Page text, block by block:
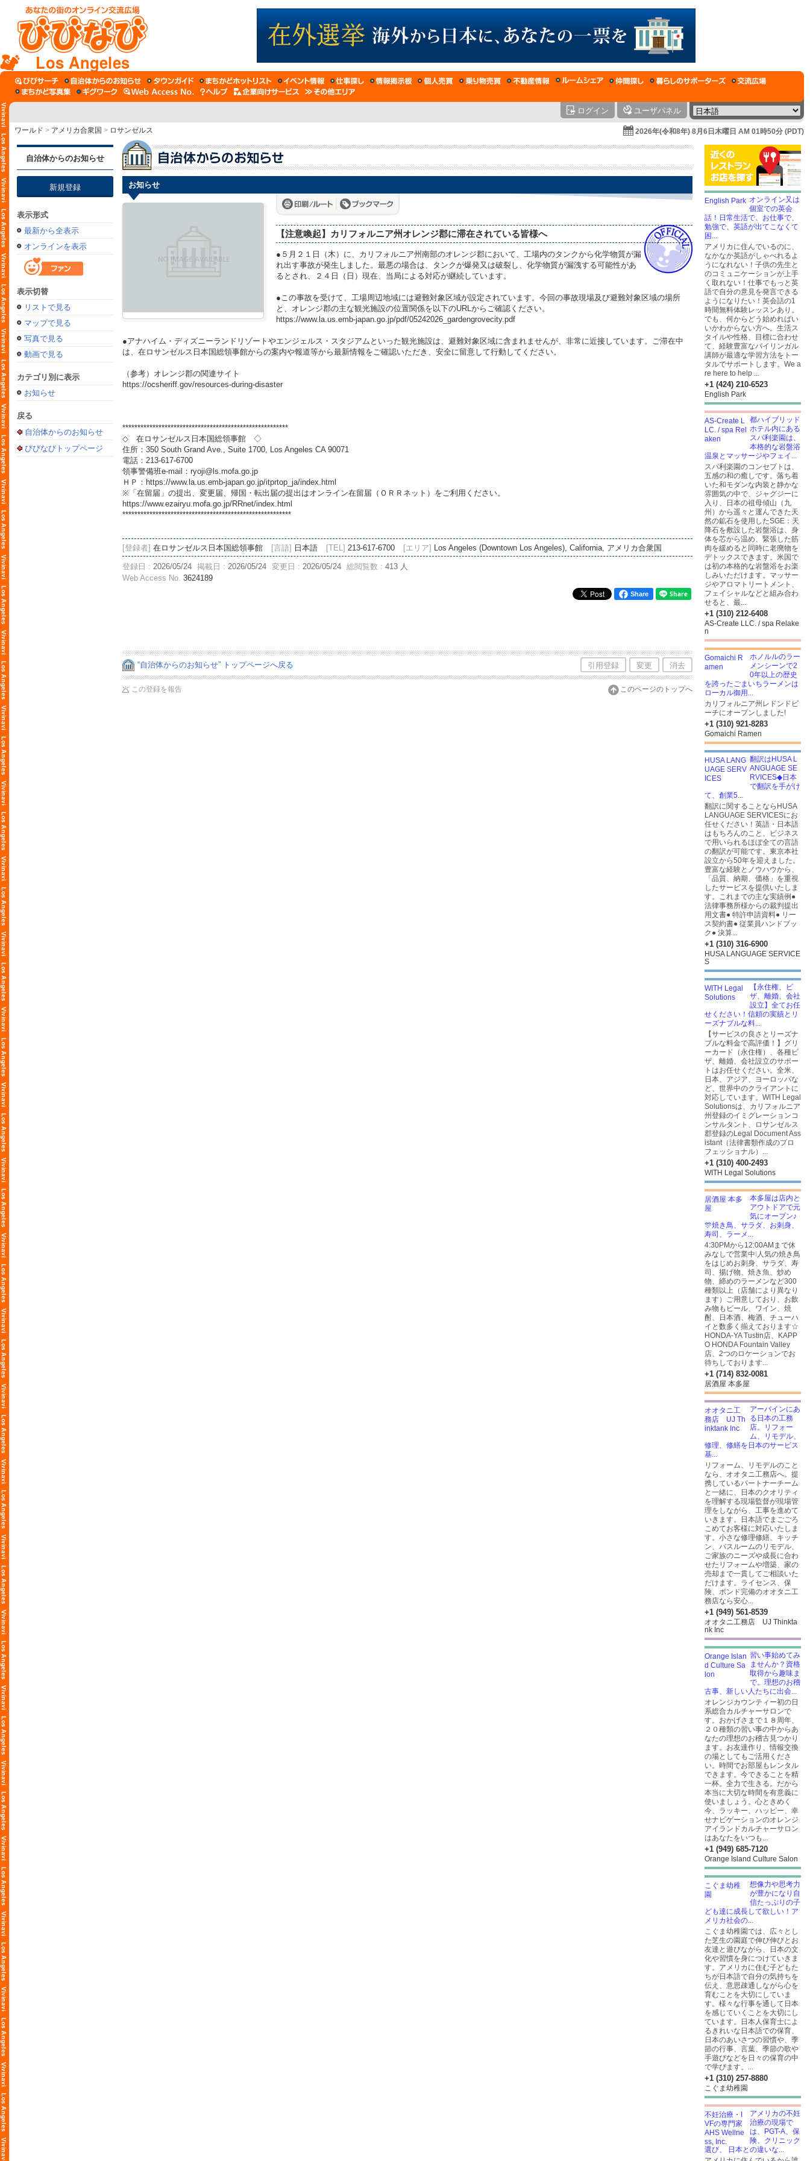
Los Angeles
ログイン ユーザパネル
ワールド > アメリカ合衆国 > ロサンゼルス 2026年(令和8年) 8月6日木曜日 AM 01時50分 (PDT)
自治体からのお知らせ
新規登録
表示形式
最新から全表示
オンラインを表示
表示切替
リストで見る
マップで見る
写真で見る
動画で見る
カテゴリ別に表示
お知らせ
戻る
自治体からのお知らせ
びびなびトップページ
お知らせ
【注意喚起】カリフォルニア州オレンジ郡に滞在されている皆様へ
●５月２１日（木）に、カリフォルニア州南部のオレンジ郡において、工場内のタンクから化学物質が漏
れ出す事故が発生しました。最悪の場合は、タンクが爆発又は破裂し、化学物質が漏洩する可能性があ
るとされ、２４日（日）現在、当局による対応が継続しています。
●この事故を受けて、工場周辺地域には避難対象区域が設定されています。今回の事故現場及び避難対象区域の場所
と、オレンジ郡の主な観光施設の位置関係を以下のURLからご確認ください。
https://www.la.us.emb-japan.go.jp/pdf/05242026_gardengrovecity.pdf
●アナハイム・ディズニーランドリゾートやエンジェルス・スタジアムといった観光施設は、避難対象区域に含まれませんが、非常に近接しています。ご滞在中
は、在ロサンゼルス日本国総領事館からの案内や報道等から最新情報をご確認いただき、安全に留意して行動してください。
（参考）オレンジ郡の関連サイト
https://ocsheriff.gov/resources-during-disaster
*******************************************************
◇ 在ロサンゼルス日本国総領事館 ◇
住所：350 South Grand Ave., Suite 1700, Los Angeles CA 90071
電話：213-617-6700
領事警備班e-mail：ryoji@ls.mofa.go.jp
ＨＰ： https://www.la.us.emb-japan.go.jp/itprtop_ja/index.html
※「在留届」の提出、変更届、帰国・転出届の提出はオンライン在留届（ＯＲＲネット）をご利用ください。
https://www.ezairyu.mofa.go.jp/RRnet/index.html
********************************************************
[登録者] 在ロサンゼルス日本国総領事館 [言語] 日本語 [TEL] 213-617-6700 [エリア] Los Angeles (Downtown Los Angeles), California, アメリカ合衆国
登録日 : 2026/05/24 掲載日 : 2026/05/24 変更日 : 2026/05/24 総閲覧数 : 413 人
Web Access No. 3624189
Share
“自治体からのお知らせ” トップページへ戻る 引用登録 変更 消去
この登録を報告 このページのトップへ
オンライン又は
個室での英会
話！日常生活で、お仕事で、
勉強で、英語が出てこなくて
困...
アメリカに住んでいるのに、
なかなか英語がしゃべれるよ
うになれない！子供の先生と
のコミュニケーションが上手
く取れない！仕事でもっと英
語で自分の意見を発言できる
ようになりたい！英会話の1
時間無料体験レッスンあり。
でも、何からどう始めればい
いかわからない方へ。生活ス
タイルや性格、目標に合わせ
て、経験豊富なバイリンガル
講師が最適な学習方法をトー
タルでサポートします。We a
re here to help ...
+1 (424) 210-6523
English Park
都ハイブリッド
ホテル内にある
スパ利楽園は、
本格的な岩盤浴
温泉とマッサージやフェイ...
スパ利楽園のコンセプトは、
五感の和の癒しです。落ち着
いた和モダンな内装と静かな
雰囲気の中で、ジャグジーに
入り、日本の祖母傾山（九
州）から遥々と運んできた天
然の鉱石を使用したSGE：天
降石を敷設した岩盤浴は、身
体を芯から温め、緊張した筋
肉を緩めると同時に老廃物を
デトックスできます。米国で
は初の本格的な岩盤浴をお楽
しみいただけます。マッサー
ジやアロマトリートメント、
フェイシャルなどと組み合わ
せると、最...
+1 (310) 212-6408
AS-Create LLC. / spa Relake
n
ホノルルのラー
メンシーンで2
0年以上の歴史
を誇ったごまいちラーメンは
ローカル御用...
カリフォルニア州レドンドビ
ーチにオープンしました!
+1 (310) 921-8283
Gomaichi Ramen
翻訳はHUSA L
ANGUAGE SE
RVICES◆日本
で翻訳を手がけ
て、創業5...
翻訳に関することならHUSA
LANGUAGE SERVICESにお
任せください！英語・日本語
はもちろんのこと、ビジネス
で用いられるほぼ全ての言語
の翻訳が可能です。東京本社
設立から50年を迎えました。
豊富な経験とノウハウから、
「品質、納期、価格」を重視
したサービスを提供いたしま
す。これまでの主な実績例●
法律事務所様からの裁判提出
用文書● 特許申請資料● リー
ス契約書● 従業員ハンドブッ
ク● 決算...
+1 (310) 316-6900
HUSA LANGUAGE SERVICE
S
【永住権、ビ
ザ、離婚、会社
設立】全てお任
せください！信頼の実績とリ
ーズナブルな料...
【サービスの良さとリーズナ
ブルな料金で高評価！】グリ
ーカード（永住権）、各種ビ
ザ、離婚、会社設立のサポー
トはお任せください。全米、
日本、アジア、ヨーロッパな
ど、世界中のクライアントに
対応しています。WITH Legal
Solutionsは、カリフォルニア
州登録のイミグレーションコ
ンサルタント、ロサンゼルス
郡登録のLegal Document Ass
istant（法律書類作成のプロ
フェッショナル）...
+1 (310) 400-2493
WITH Legal Solutions
本多屋は店内と
アウトドアで元
気にオープン♪
🎊焼き鳥、サラダ、お刺身、
寿司、ラーメ...
4:30PMから12:00AMまで休
みなしで営業中❕人気の焼き鳥
をはじめお刺身、サラダ、寿
司、揚げ物、焼き魚、炒め
物、締めのラーメンなど300
種類以上（店舗により異なり
ます）ご用意しており、お飲
み物もビール、ワイン、焼
酎、日本酒、梅酒、チューハ
イと数多く揃えております☆
HONDA-YA Tustin店、KAPP
O HONDA Fountain Valley
店、2つのロケーションでお
待ちしております...
+1 (714) 832-0081
居酒屋 本多屋
アーバインにあ
る日本の工務
店。リフォー
ム、リモデル、
修理、修繕を日本のサービス
基...
リフォーム、リモデルのこと
なら、オオタニ工務店へ。提
携しているパートナーチーム
と一緒に、日本のクオリティ
を理解する現場監督が現場管
理をしながら、工事を進めて
いきます。日本語でまごごろ
こめてお客様に対応いたしま
す。小さな修理修繕、キッチ
ン、バスルームのリモデル、
ご家族のニーズや成長に合わ
せたリフォームや増築、家の
売却まで一貫してご相談いた
だけます。ライセンス、保
険、ボンド完備のオオタニ工
務店なら安心...
+1 (949) 561-8539
オオタニ工務店 UJ Thinkta
nk Inc
習い事始めてみ
ませんか？資格
取得から趣味ま
で。理想のお稽
古事、新しい人たちに出会...
オレンジカウンティー初の日
系総合カルチャーサロンで
す。おかげさまで１８周年、
２０種類の習い事の中からあ
なたの理想のお稽古見つかり
ます。お友達作り、情報交換
の場としてもご活用くださ
い。時間でお部屋もレンタル
できます。今できることを精
一杯。全力で生きる。だから
本当に大切な時間を有意義に
使いましょう。心ときめく
今、ラッキー、ハッピー、幸
せナビゲーションのオレンジ
アイランドカルチャーサロン
はあなたをいつも...
+1 (949) 685-7120
Orange Island Culture Salon
想像力や思考力
が豊かになり自
信たっぷりの子
ども達に成長して欲しい！ア
メリカ社会の...
こぐま幼稚園では、広々とし
た芝生の園庭で伸び伸びとお
友達と遊びながら、日本の文
化や習慣を身につけていきま
す。アメリカに住む子どもた
ちが日本語で自分の気持ちを
伝え、意思疎通しながら心を
育むことを大切にしていま
す。様々な行事を通して日本
を感じていくことを大切にし
ています。日本人保育士によ
るきれいな日本語での保育、
日本のあいさつの習慣や、季
節の行事、言葉、季節の歌や
手遊びなどを日々の保育の中
で学びます。...
+1 (310) 257-8880
こぐま幼稚園
アメリカの不妊
治療の現場で
は、PGT-A、保
険、クリニック
選び、 日本との違いな...